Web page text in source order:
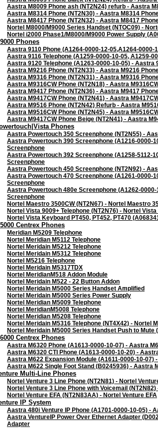
Aastra M8009 Phone ash (NT2N24) refurb - Aastra
Aastra M8314 Phone (NT2N30) - Aastra M8314
Aastra M8417 Phone (NT2N32) - Aastra M8417
Nortel M8000/M9000 Series Handset (NTOC09) -
Nortel i2000 Phase1/M8000/M9000 Power Supply
Phones
Aastra 9110 Phone (A1264-0000-12-05,A1264-0000-
Aastra 9116 Telephone (A1259-0000-10-05, A1259-
Aastra 9120 Telephone (A1263-0000-10-05) - Aastra
Aastra M9216 Phone (NT2N33) - Aastra M9216
Aastra M9316 Phone (NT2N31) - Aastra M9316
Aastra M9316CW Phone (NT2N18) - Aastra
Aastra M9417 Phone (NT2N36) - Aastra M9417
Aastra M9417CW Phone (NT2N41) - Aastra
Aastra M9516 Phone (NT2N42) Refurb - Aastra
Aastra M9516CW Phone (NT2N45) - Aastra
Aastra M9417CW Phone Beige (NT2N41) - Aastra
Phones
Aastra Powertouch 350 Screenphone (NT2N55) -
Aastra Powertouch 390 Screenphone (A1216-0000-
Screenphone
Aastra Powertouch 392 Screenphone (A1258-5112-
Screenphone
Aastra Powertouch 450 Screenphone (NT2N92) -
Aastra Powertouch 470 Screenphone (A1261-0000-
Screenphone
Aastra Powertouch 480e Screenphone (A1262-
Screenphone
Nortel Maestro 3500CW (NT2N67) - Nortel Maestro
Nortel Vista 9009+ Telephone (NT2N76) - Nortel
Nortel Vista Keyboard PT450, PT452, PT470
Centrex Phones
Meridian M5209 Telephone
Nortel Meridian M5112 Telephone
Nortel Meridain M5212 Telephone
Nortel Meridain M5312 Telephone
Nortel M5216 Telephone
Nortel Meridain M5317TDX
Nortel MeridianM518 Addon Module
Nortel Meridain M522 - 22 Button Addon
Nortel Meridain M5000 Series Handset Amplified
Nortel Meridain M5000 Series Power Supply
Nortel Meridian M5009 Telephone
Nortel MeridianM5008 Telephone
Nortel Meridian M5208 Telephone
Nortel Meridain M5316 Telephone (NT4X42) - Nortel
Nortel Meridain M5000 Series Handset Push to
Centrex Phones
Aastra M6320 Phone (A1613-0000-10-07) - Aastra
Aastra M6320 CTI Phone (A1613-0000-10-20) -
Aastra M622 Expansion Module (A1611-0000-10-07)
Aastra M622 Single Foot Stand (B0245936) - Aastra
Multi-Line Phones
Nortel Venture 3 Line Phone (NT2N81) - Nortel
Nortel Venture 3 Line Phone with Voicemail
Nortel Venture EFA (NT2N83AA) - Nortel Venture EFA
IP System
Aastra 480i Venture IP Phone (A1701-0000-10-05) -
Aastra VentureIP Power Over Ethernet Adapter
Adapter